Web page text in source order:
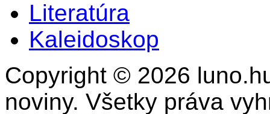
Literatúra
Kaleidoskop
Copyright © 2026
noviny. Všetky práva